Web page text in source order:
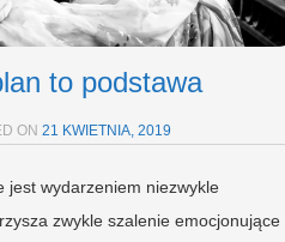
to podstawa
ON 21 KWIETNIA, 2019
jest wydarzeniem niezwykle
zwykle szalenie emocjonujące